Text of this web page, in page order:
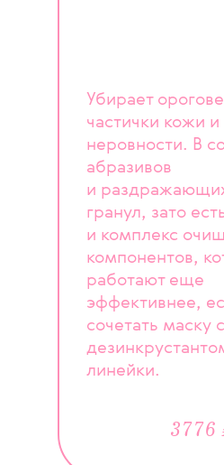
Убирает
частички кожи и
неровности. В
абразивов
и
гранул, зато
и комплекс
компонентов,
работают еще
эффективнее,
сочетать маску
линейки.
3776